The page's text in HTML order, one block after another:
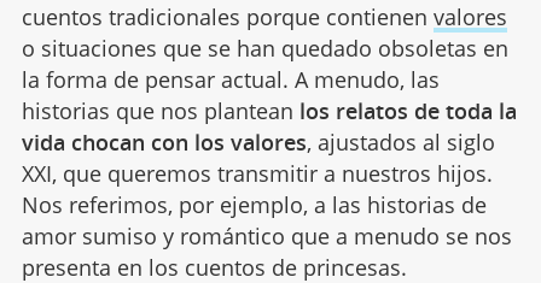
cuentos tradicionales porque contienen valores
o situaciones que se han quedado obsoletas en
la forma de pensar actual. A menudo, las
historias que nos plantean los relatos de toda la
vida chocan con los valores, ajustados al siglo
XXI, que queremos transmitir a nuestros hijos.
Nos referimos, por ejemplo, a las historias de
amor sumiso y romántico que a menudo se nos
presenta en los cuentos de princesas.